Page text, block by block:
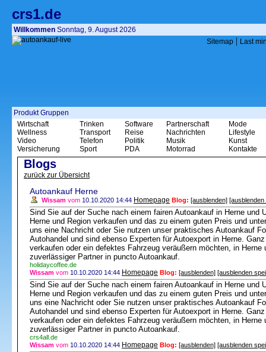
crs1.de
Willkommen Sonntag, 9. August 2026
Sitemap | Last
Produkt Gruppen
Wirtschaft
Wellness
Video
Versicherung
Trinken
Transport
Telefon
Sport
Software
Reise
Politik
PDA
Partnerschaft
Nachrichten
Musik
Motorrad
Mode
Lifestyle
Kunst
Kontakte
Blogs
zurück zur Übersicht
Autoankauf Herne
Wissam vom 10.10.2020 14:44 Homepage Blog: [ausblenden]
Sind Sie auf der Suche nach einem fairen Autoankauf in Herne und
Herne und Region verkaufen und das zu einem guten Preis und
uns eine Nachricht oder Sie nutzen unser praktisches Autoankauf
Autohandel und sind ebenso Experten für Autoexport in Herne.
verkaufen oder ein defektes Fahrzeug veräußern möchten, in Herne
zuverlässiger Partner in puncto Autoankauf.
holidaycoffee.de
Wissam vom 10.10.2020 14:44 Homepage Blog: [ausblenden] [ausblenden
Sind Sie auf der Suche nach einem fairen Autoankauf in Herne und
Herne und Region verkaufen und das zu einem guten Preis und
uns eine Nachricht oder Sie nutzen unser praktisches Autoankauf
Autohandel und sind ebenso Experten für Autoexport in Herne.
verkaufen oder ein defektes Fahrzeug veräußern möchten, in Herne
zuverlässiger Partner in puncto Autoankauf.
crs4all.de
Wissam vom 10.10.2020 14:44 Homepage Blog: [ausblenden] [ausblenden